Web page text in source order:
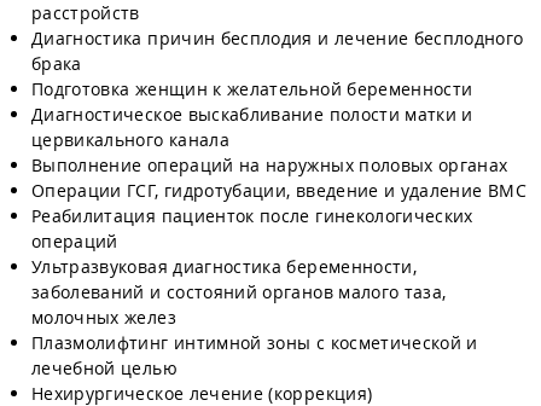
расстройств
Диагностика причин бесплодия и лечение бесплодного
брака
Подготовка женщин к желательной беременности
Диагностическое выскабливание полости матки и
цервикального канала
Выполнение операций на наружных половых органах
Операции ГСГ, гидротубации, введение и удаление ВМС
Реабилитация пациенток после гинекологических
операций
Ультразвуковая диагностика беременности,
заболеваний и состояний органов малого таза,
молочных желез
Плазмолифтинг интимной зоны с косметической и
лечебной целью
Нехирургическое лечение (коррекция)